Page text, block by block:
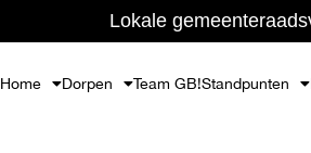
Lokale
Home Dorpen Team GB!Standpunten